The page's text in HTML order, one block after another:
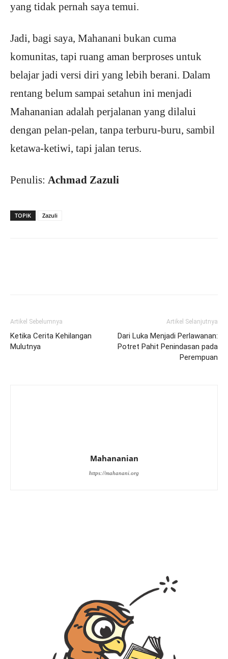
yang tidak pernah saya temui.
Jadi, bagi saya, Mahanani bukan cuma
komunitas, tapi ruang aman berproses untuk
belajar jadi versi diri yang lebih berani. Dalam
rentang belum sampai setahun ini menjadi
Mahananian adalah perjalanan yang dilalui
dengan pelan-pelan, tanpa terburu-buru, sambil
ketawa-ketiwi, tapi jalan terus.
Penulis: Achmad Zazuli
TOPIK Zazuli
Artikel Sebelumnya
Ketika Cerita Kehilangan
Mulutnya
Artikel Selanjutnya
Dari Luka Menjadi Perlawanan:
Potret Pahit Penindasan pada
Perempuan
Mahananian
https://mahanani.org